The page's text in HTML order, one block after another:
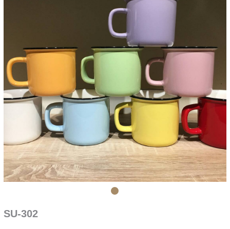
SU-302